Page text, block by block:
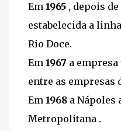
Em 1965 , depois
estabelecida a
Rio Doce.
Em 1967 a
entre as empresas
Em 1968 a Nápoles
Metropolitana .